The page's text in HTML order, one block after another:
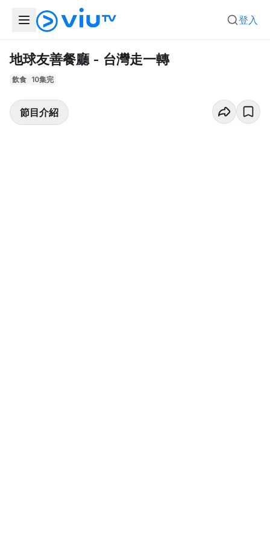
登入
地球友善餐廳 - 台灣走一轉
飲食 10集完
節目介紹